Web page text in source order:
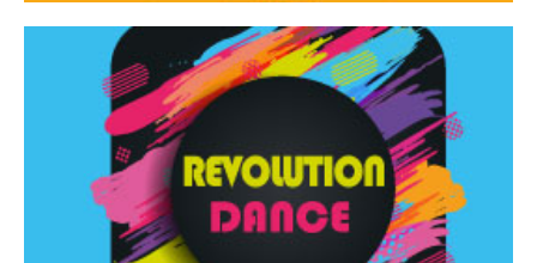
Revolution Dance
Rassegna di danza contemporanea – I Edizione